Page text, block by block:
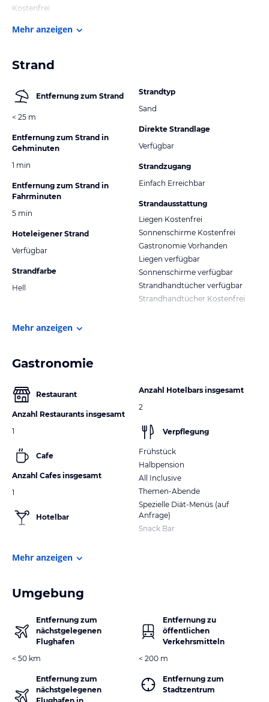
Kostenfrei
Mehr anzeigen
Strand
Entfernung zum Strand
< 25 m
Entfernung zum Strand in
Gehminuten
1 min
Entfernung zum Strand in
Fahrminuten
5 min
Hoteleigener Strand
Verfügbar
Strandfarbe
Hell
Strandtyp
Sand
Direkte Strandlage
Verfügbar
Strandzugang
Einfach Erreichbar
Strandausstattung
Liegen Kostenfrei
Sonnenschirme Kostenfrei
Gastronomie Vorhanden
Liegen verfügbar
Sonnenschirme verfügbar
Strandhandtücher verfügbar
Strandhandtücher Kostenfrei
Mehr anzeigen
Gastronomie
Restaurant
Anzahl Restaurants insgesamt
1
Cafe
Anzahl Cafes insgesamt
1
Hotelbar
Anzahl Hotelbars insgesamt
2
Verpflegung
Frühstück
Halbpension
All Inclusive
Themen-Abende
Spezielle Diät-Menüs (auf
Anfrage)
Snack Bar
Mehr anzeigen
Umgebung
Entfernung zum
nächstgelegenen
Flughafen
< 50 km
Entfernung zum
nächstgelegenen
Entfernung zu
öffentlichen
Verkehrsmitteln
< 200 m
Entfernung zum
Stadtzentrum